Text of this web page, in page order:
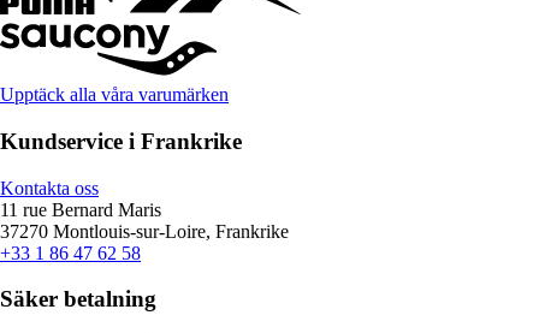
Upptäck alla våra varumärken
Kundservice i Frankrike
Kontakta oss
11 rue Bernard Maris
37270 Montlouis-sur-Loire, Frankrike
+33 1 86 47 62 58
Säker betalning